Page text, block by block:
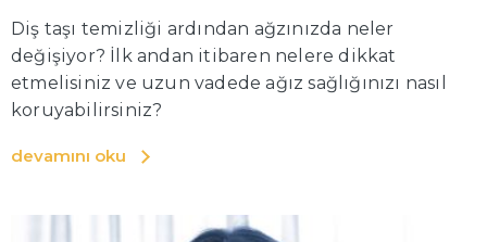
Diş taşı temizliği ardından ağzınızda neler
değişiyor? İlk andan itibaren nelere dikkat
etmelisiniz ve uzun vadede ağız sağlığınızı nasıl
koruyabilirsiniz?
devamını oku